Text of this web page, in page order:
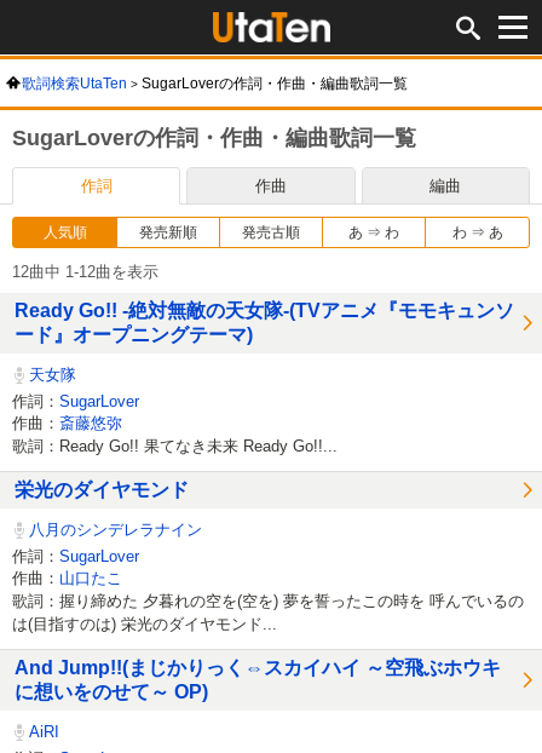
歌詞検索UtaTen SugarLoverの作詞・作曲・編曲歌詞一覧
SugarLoverの作詞・作曲・編曲歌詞一覧
作詞 作曲 編曲
人気順 発売新順 発売古順 あ ⇒ わ わ ⇒ あ
12曲中 1-12曲を表示
Ready Go!! -絶対無敵の天女隊-(TVアニメ『モモキュンソ
ード』オープニングテーマ)
天女隊
作詞： SugarLover
作曲： 斎藤悠弥
歌詞：Ready Go!! 果てなき未来 Ready Go!!...
栄光のダイヤモンド
八月のシンデレラナイン
作詞： SugarLover
作曲： 山口たこ
歌詞：握り締めた 夕暮れの空を(空を) 夢を誓ったこの時を 呼んでいるの
は(目指すのは) 栄光のダイヤモンド...
And Jump!!(まじかりっく⇔スカイハイ ～空飛ぶホウキ
に想いをのせて～ OP)
AiRI